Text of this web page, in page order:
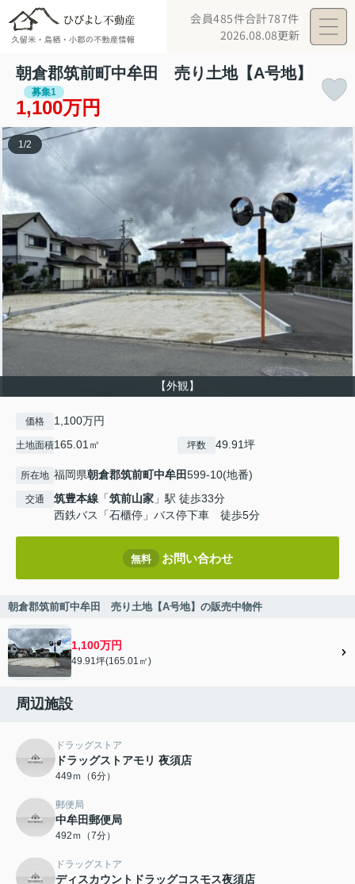
会員485件合計787件
2026.08.08更新
朝倉郡筑前町中牟田 売り土地【A号地】
募集1
1,100万円
【外観】
1/2
価格 1,100万円
土地面積165.01㎡ 坪数 49.91坪
所在地 福岡県朝倉郡筑前町中牟田599-10(地番)
交通 筑豊本線 「筑前山家 」駅 徒歩33分
西鉄バス「石櫃停」バス停下車 徒歩5分
無料 お問い合わせ
朝倉郡筑前町中牟田 売り土地【A号地】の販売中物件
1,100万円
49.91坪(165.01㎡)
周辺施設
ドラッグストア
ドラッグストアモリ 夜須店
449ｍ（6分）
郵便局
中牟田郵便局
492ｍ（7分）
ドラッグストア
ディスカウントドラッグコスモス夜須店